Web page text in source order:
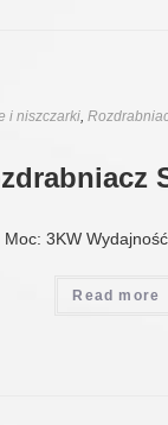
i niszczarki,
Moc: 3KW
Read more